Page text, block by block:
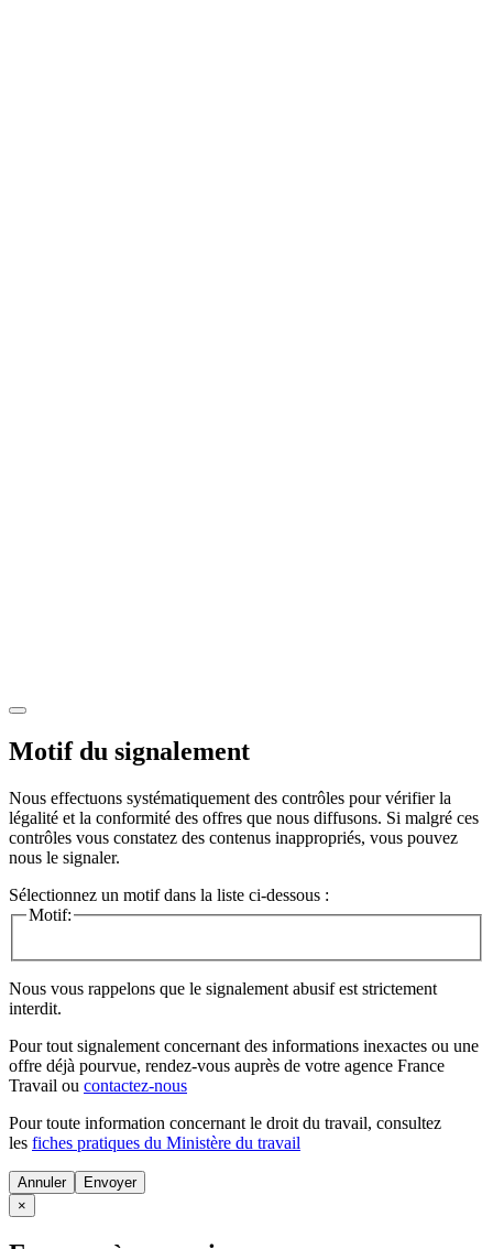
Motif du signalement
Nous effectuons systématiquement des contrôles pour vérifier la
légalité et la conformité des offres que nous diffusons. Si malgré ces
contrôles vous constatez des contenus inappropriés, vous pouvez
nous le signaler.
Sélectionnez un motif dans la liste ci-dessous :
Motif:
Nous vous rappelons que le signalement abusif est strictement
interdit.
Pour tout signalement concernant des informations inexactes ou une
offre déjà pourvue, rendez-vous auprès de votre agence France
Travail ou contactez-nous
Pour toute information concernant le droit du travail, consultez
les fiches pratiques du Ministère du travail
Annuler
×